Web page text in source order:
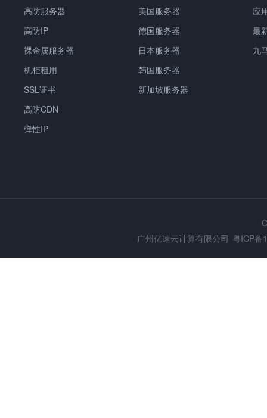
高防服务器
高防IP
裸金属服务器
机柜租用
SSL证书
高防CDN
弹性IP
美国服务器
德国服务器
日本服务器
韩国服务器
新加坡服务器
应
最
九
广州亿速云计算有限公司 粤ICP备